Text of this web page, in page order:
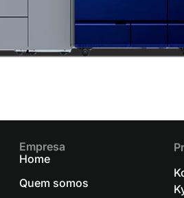
Empresa
Home
Quem somos